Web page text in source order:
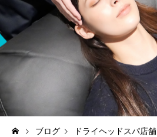
ブログ ドライヘッドスパ店舗